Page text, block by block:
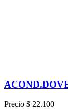
Precio $ 22.100